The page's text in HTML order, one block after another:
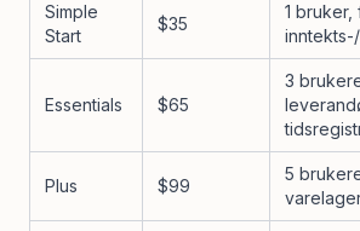
Simple
Start
$35
1 bruker,
Essentials $65
3
Plus $99
5